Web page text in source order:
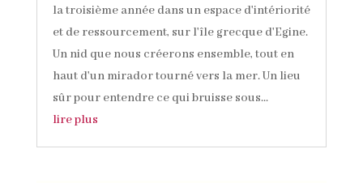
la troisième année dans un espace d'intériorité
et de ressourcement, sur l'île grecque d'Egine.
Un nid que nous créerons ensemble, tout en
haut d'un mirador tourné vers la mer. Un lieu
sûr pour entendre ce qui bruisse sous...
lire plus